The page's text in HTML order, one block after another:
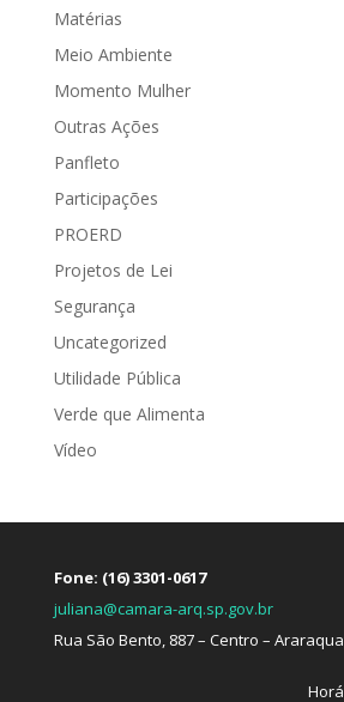
Matérias
Meio Ambiente
Momento Mulher
Outras Ações
Panfleto
Participações
PROERD
Projetos de Lei
Segurança
Uncategorized
Utilidade Pública
Verde que Alimenta
Vídeo
Fone: (16) 3301-0617
juliana@camara-arq.sp.gov.br
Rua São Bento, 887 – Centro –